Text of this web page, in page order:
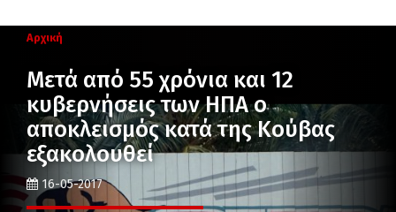
Αρχική
Μετά από 55 χρόνια και 12
κυβερνήσεις των ΗΠΑ ο
αποκλεισμός κατά της Κούβας
εξακολουθεί
16-05-2017